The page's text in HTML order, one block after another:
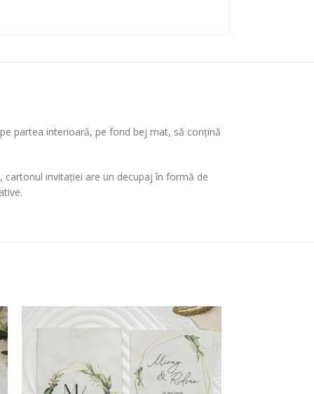
partea interioară, pe fond bej mat, să conțină
invitației are un decupaj în formă de